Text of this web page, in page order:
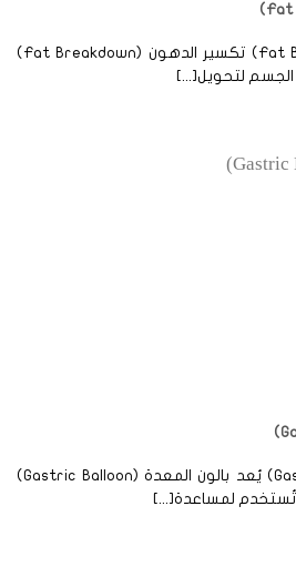
تكسير الدهون (Fat Breakdown) تكسير الدهون (Fat Breakdown)
لتحويل[...]
بالون المعدة (Gastric Balloon) يُعد بالون المعدة (Gastric Balloon)
لمساعدة[...]